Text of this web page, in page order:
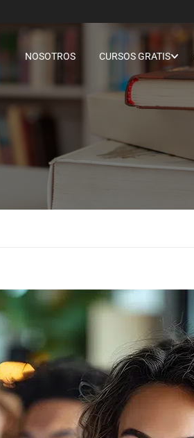
NOSOTROS CURSOS GRATIS